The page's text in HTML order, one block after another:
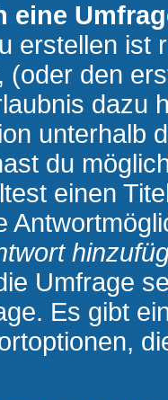
eine
erstellen ist
(oder den
dazu
unterhalb
du
einen
Umfrage
Es gibt